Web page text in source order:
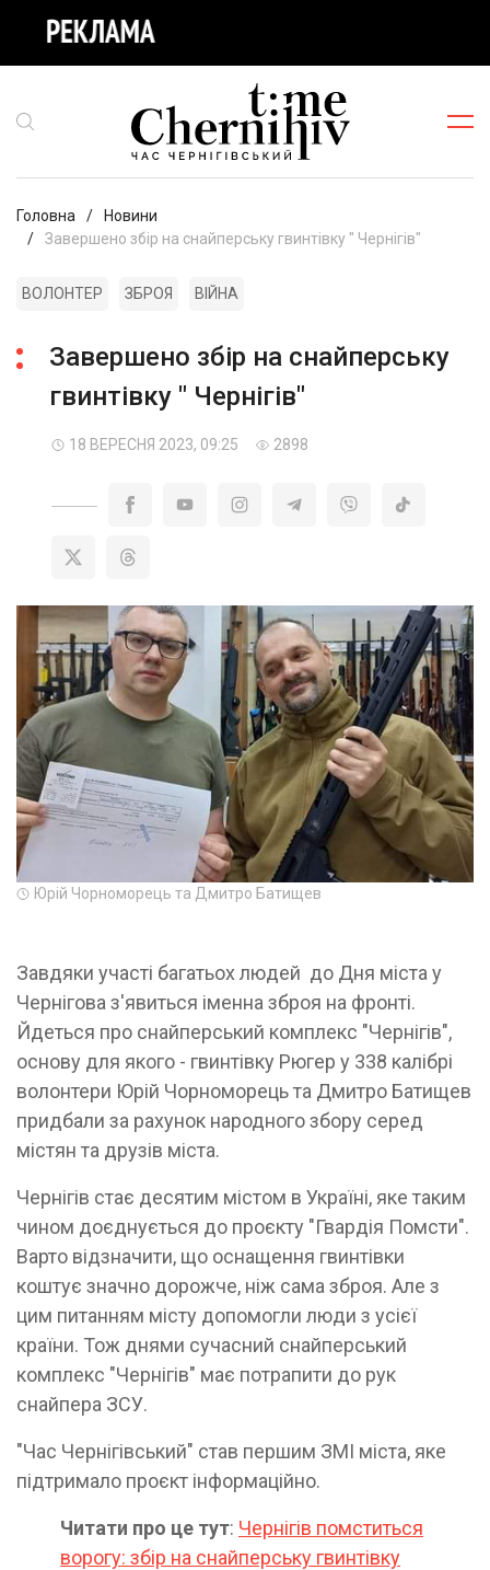
Головна
Новини
Завершено збір на снайперську гвинтівку " Чернігів"
ВОЛОНТЕР ЗБРОЯ ВІЙНА
Завершено збір на снайперську
гвинтівку " Чернігів"
18 ВЕРЕСНЯ 2023, 09:25 2898
Юрій Чорноморець та Дмитро Батищев
Завдяки участі багатьох людей до Дня міста у
Чернігова з'явиться іменна зброя на фронті.
Йдеться про снайперський комплекс "Чернігів",
основу для якого - гвинтівку Рюгер у 338 калібрі
волонтери Юрій Чорноморець та Дмитро Батищев
придбали за рахунок народного збору серед
містян та друзів міста.
Чернігів стає десятим містом в Україні, яке таким
чином доєднується до проєкту "Гвардія Помсти".
Варто відзначити, що оснащення гвинтівки
коштує значно дорожче, ніж сама зброя. Але з
цим питанням місту допомогли люди з усієї
країни. Тож днями сучасний снайперський
комплекс "Чернігів" має потрапити до рук
снайпера ЗСУ.
"Час Чернігівський" став першим ЗМІ міста, яке
підтримало проєкт інформаційно.
Читати про це тут: Чернігів помститься
ворогу: збір на снайперську гвинтівку